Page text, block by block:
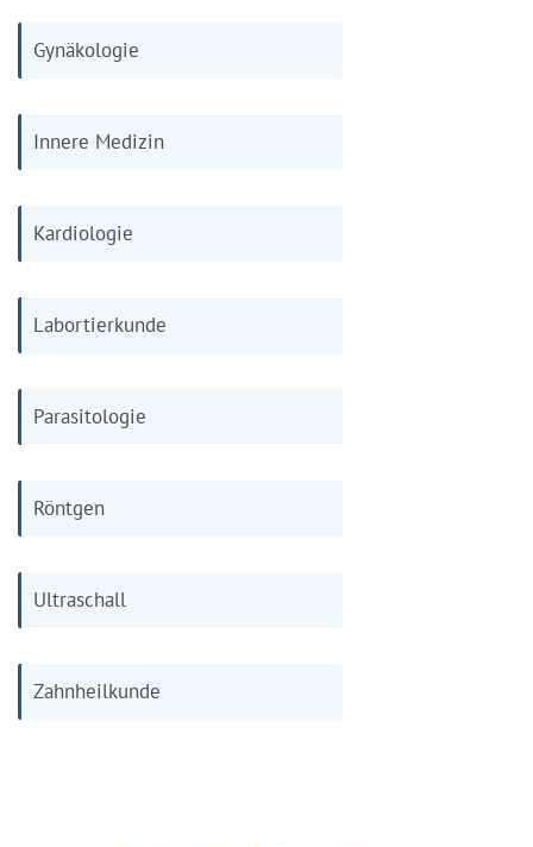
Gynäkologie
Innere Medizin
Kardiologie
Labortierkunde
Parasitologie
Röntgen
Ultraschall
Zahnheilkunde